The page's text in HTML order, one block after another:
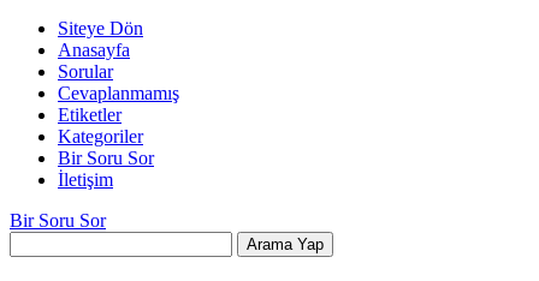
Siteye Dön
Anasayfa
Sorular
Cevaplanmamış
Etiketler
Kategoriler
Bir Soru Sor
İletişim
Bir Soru Sor